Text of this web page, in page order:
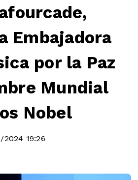
Embajadora
por la Paz
Mundial
Nobel
19:26